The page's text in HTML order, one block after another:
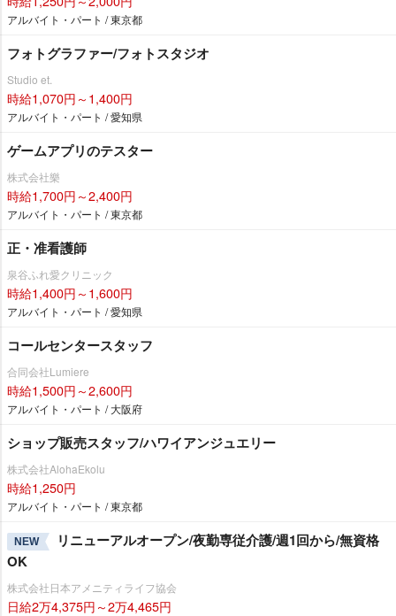
アルバイト・パート / 東京都
フォトグラファー/フォトスタジオ
Studio et.
時給1,070円～1,400円
アルバイト・パート / 愛知県
ゲームアプリのテスター
株式会社樂
時給1,700円～2,400円
アルバイト・パート / 東京都
正・准看護師
泉谷ふれ愛クリニック
時給1,400円～1,600円
アルバイト・パート / 愛知県
コールセンタースタッフ
合同会社Lumiere
時給1,500円～2,600円
アルバイト・パート / 大阪府
ショップ販売スタッフ/ハワイアンジュエリー
株式会社AlohaEkolu
時給1,250円
アルバイト・パート / 東京都
NEW
リニューアルオープン/夜勤専従介護/週1回から/無資格
OK
株式会社日本アメニティライフ協会
日給2万4,375円～2万4,465円